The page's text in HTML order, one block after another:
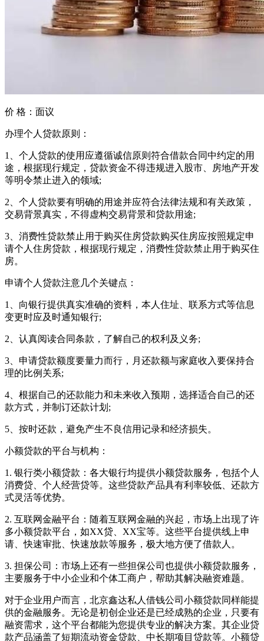
价 格： 面议
办理个人贷款原则：
1、个人贷款的使用应遵循诚信原则符合借款合同中约定的用
途，根据现行规定，贷款资金不得违规进入股市、房地产开发
等明令禁止进入的领域;
2、个人贷款要有明确的用途并应符合法律法规和有关政策，
交易背景真实，不得虚构交易背景和贷款用途;
3、消费性贷款禁止用于购买住房贷款购买住房应按照规定申
请个人住房贷款，根据现行规定，消费性贷款禁止用于购买住
房。
申请个人贷款注意几个关键点：
1、向银行提供真实准确的资料，本人住址、联系方式等信息
变更时应及时通知银行;
2、认真阅读合同条款，了解自己的权利及义务;
3、申请贷款额度要量力而行，月还款额与家庭收入要保持合
理的比例关系;
4、根据自己的还款能力和未来收入预期，选择适合自己的还
款方式，并制订还款计划;
5、按时还款，避免产生不良信用记录和经济损失。
小额贷款的平台与机构：
1. 银行类小额贷款：各大银行均提供小额贷款服务，包括个人
消费贷、个人经营贷等。这些贷款产品具有利率较低、还款方
式灵活等优势。
2. 互联网金融平台：随着互联网金融的兴起，市场上出现了许
多小额贷款平台，如XX贷、XX宝等。这些平台提供线上申
请、快速审批、快速放款等服务，极大地方便了借款人。
3. 担保公司：市场上还有一些担保公司也提供小额贷款服务，
主要服务于中小企业和个体工商户，帮助其解决融资难题。
对于企业用户而言，北京鑫达私人借钱公司小额贷款同样能提
供的金融服务。无论是初创企业还是已经成熟的企业，只要有
融资需求，这个平台都能为您提供专业的解决方案。其企业贷
款产品涵盖了短期流动资金贷款、中长期项目贷款等。小额贷